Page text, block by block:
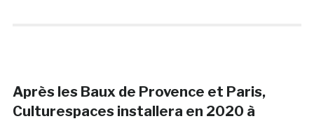
Après les Baux de Provence et Paris,
Culturespaces installera en 2020 à